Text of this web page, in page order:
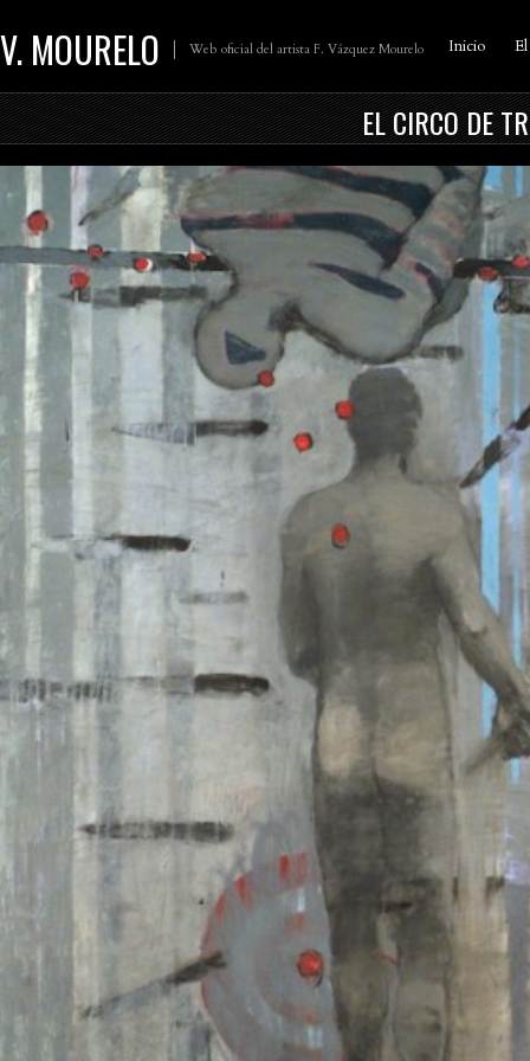
V. MOURELO Web oficial del artista F. Vázquez Mourelo Inicio
EL CIRCO DE